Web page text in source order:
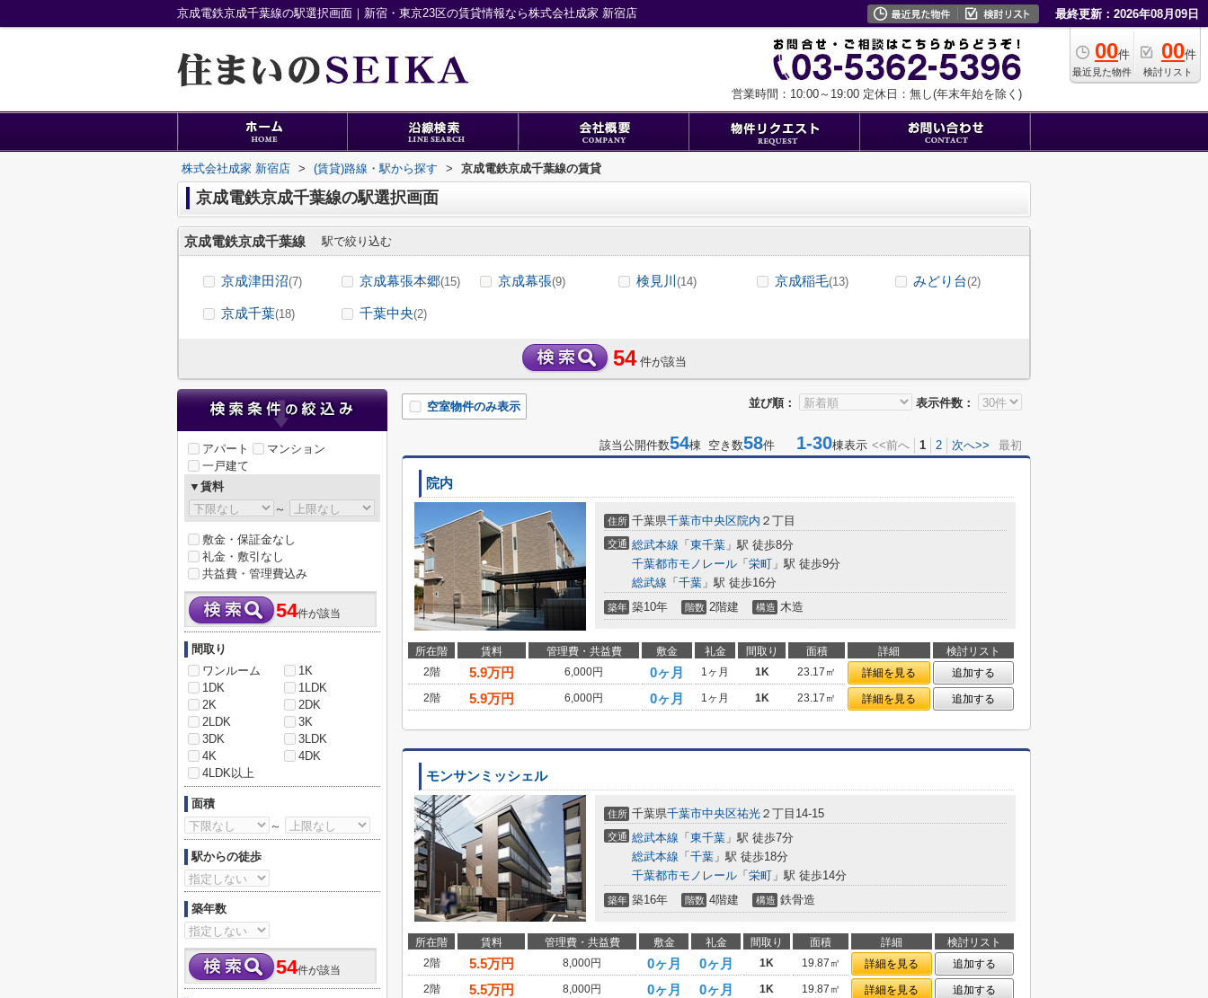
京成電鉄京成千葉線の駅選択画面｜新宿・東京23区の賃貸情報なら株式会社成家 新宿店 最終更新：2026年08月09日
00件
最近見た物件
00件
検討リスト
営業時間：10:00～19:00 定休日：無し(年末年始を除く)
株式会社成家 新宿店 > (賃貸)路線・駅から探す > 京成電鉄京成千葉線の賃貸
京成電鉄京成千葉線の駅選択画面
京成電鉄京成千葉線 駅で絞り込む
京成津田沼(7) 京成幕張本郷(15) 京成幕張(9) 検見川 (14) 京成稲毛(13) みどり台(2)
京成千葉(18) 千葉中央(2)
54 件が該当
並び順： 表示件数：
空室物件のみ表示
該当公開件数54棟 空き数58件 1-30棟表示 <<前へ 1 2 次へ>> 最初
院内
住所 千葉県千葉市中央区院内 ２丁目
交通 総武本線 「 東千葉 」駅 徒歩8分
千葉都市モノレール 「 栄町 」駅 徒歩9分
総武線 「 千葉 」駅 徒歩16分
築年 築10年 階数 2階建 構造 木造
所在階 賃料 管理費・共益費 敷金 礼金 間取り 面積 詳細
検討リスト
2階
5.9万円 6,000円 0ヶ月 1ヶ月 1K 23.17㎡ 詳細を見る
追加する
2階
5.9万円 6,000円 0ヶ月 1ヶ月 1K 23.17㎡ 詳細を見る 追加する
モンサンミッシェル
住所 千葉県千葉市中央区祐光 ２丁目14-15
交通 総武本線 「 東千葉 」駅 徒歩7分
総武本線 「 千葉 」駅 徒歩18分
千葉都市モノレール 「 栄町 」駅 徒歩14分
築年 築16年 階数 4階建 構造 鉄骨造
所在階 賃料 管理費・共益費 敷金 礼金 間取り 面積 詳細
検討リスト
2階
5.5万円 8,000円 0ヶ月 0ヶ月 1K 19.87㎡ 詳細を見る
追加する
2階
5.5万円 8,000円 0ヶ月 0ヶ月 1K 19.87㎡ 詳細を見る 追加する
アパート
マンション
一戸建て
▼賃料
～
敷金・保証金なし
礼金・敷引なし
共益費・管理費込み
54件が該当
間取り
ワンルーム
1K
1DK
1LDK
2K
2DK
2LDK
3K
3DK
3LDK
4K
4DK
4LDK以上
面積
～
駅からの徒歩
築年数
54件が該当